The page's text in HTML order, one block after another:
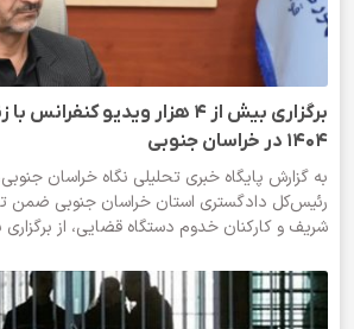
برگزاری بیش از ۴ هزار ویدیو
۱۴۰۴ در خراسان جنوبی
به گزارش پایگاه خبری تحلیلی نگاه خراسان
رئیس‌کل دادگستری استان خراسان جنوبی ضمن
شریف و کارکنان خدوم دستگاه قضایی، از برگزاری